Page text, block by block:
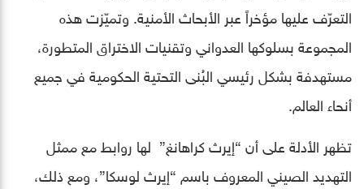
التعرّف عليها مؤخراً عبر الأبحاث الأمنية. وتميّزت هذه
المجموعة بسلوكها العدواني وتقنيات الاختراق المتطورة،
مستهدفة بشكل رئيسي البُنى التحتية الحكومية في جميع
أنحاء العالم.
تظهر الأدلة على أن “إيرث كراهانغ” لها روابط مع ممثل
التهديد الصيني المعروف باسم “إيرث لوسكا”، ومع ذلك،